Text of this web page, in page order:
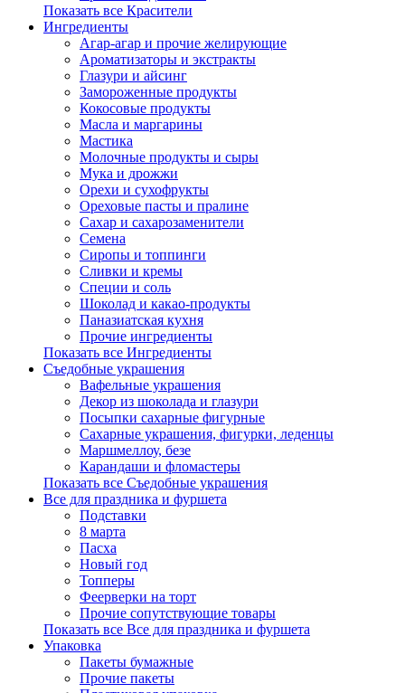
Показать все Красители
Ингредиенты
Агар-агар и прочие желирующие
Ароматизаторы и экстракты
Глазури и айсинг
Замороженные продукты
Кокосовые продукты
Масла и маргарины
Мастика
Молочные продукты и сыры
Мука и дрожжи
Орехи и сухофрукты
Ореховые пасты и пралине
Сахар и сахарозаменители
Семена
Сиропы и топпинги
Сливки и кремы
Специи и соль
Шоколад и какао-продукты
Паназиатская кухня
Прочие ингредиенты
Показать все Ингредиенты
Съедобные украшения
Вафельные украшения
Декор из шоколада и глазури
Посыпки сахарные фигурные
Сахарные украшения, фигурки, леденцы
Маршмеллоу, безе
Карандаши и фломастеры
Показать все Съедобные украшения
Все для праздника и фуршета
Подставки
8 марта
Пасха
Новый год
Топперы
Феерверки на торт
Прочие сопутствующие товары
Показать все Все для праздника и фуршета
Упаковка
Пакеты бумажные
Прочие пакеты